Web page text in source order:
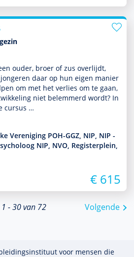
ouder, broer of zus overlijdt,
daar op hun eigen manier
om met het verlies om te gaan,
niet belemmerd wordt? In
cursus …
Vereniging POH-GGZ, NIP, NIP -
NIP, NVO, Registerplein,
€ 615
1 - 30 van 72 Volgende
voor mensen die